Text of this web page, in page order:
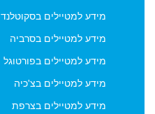
מידע למטיילים בסקוטלנד
מידע למטיילים בסרביה
מידע למטיילים בפורטוגל
מידע למטיילים בצ'כיה
מידע למטיילים בצרפת